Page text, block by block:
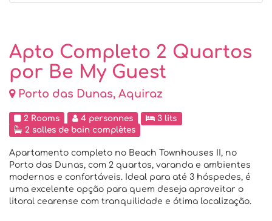
Apto Completo 2 Quartos
por Be My Guest
Porto das Dunas, Aquiraz
2 Rooms 4 personnes
3 lits
2 salles de bain complètes
Apartamento completo no Beach Townhouses II, no
Porto das Dunas, com 2 quartos, varanda e ambientes
modernos e confortáveis. Ideal para até 3 hóspedes, é
uma excelente opção para quem deseja aproveitar o
litoral cearense com tranquilidade e ótima localização.